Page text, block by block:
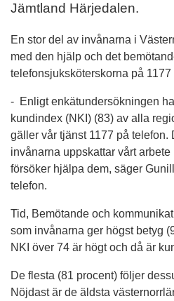
Jämtland Härjedalen.
En stor del av invånarna i
med den hjälp och det
telefonsjuksköterskorna på 1177
- Enligt enkätundersökningen
kundindex (NKI) (83) av alla
gäller vår tjänst 1177 på telefon.
invånarna uppskattar vårt
försöker hjälpa dem, säger
telefon.
Tid, Bemötande och
som invånarna ger högst betyg
NKI över 74 är högt och då är
De flesta (81 procent) följer
Nöjdast är de äldsta